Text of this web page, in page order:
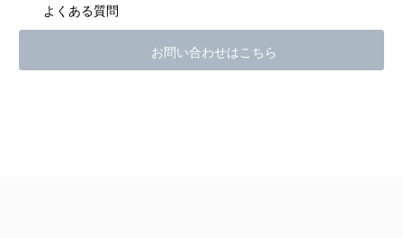
よくある質問
お問い合わせはこちら